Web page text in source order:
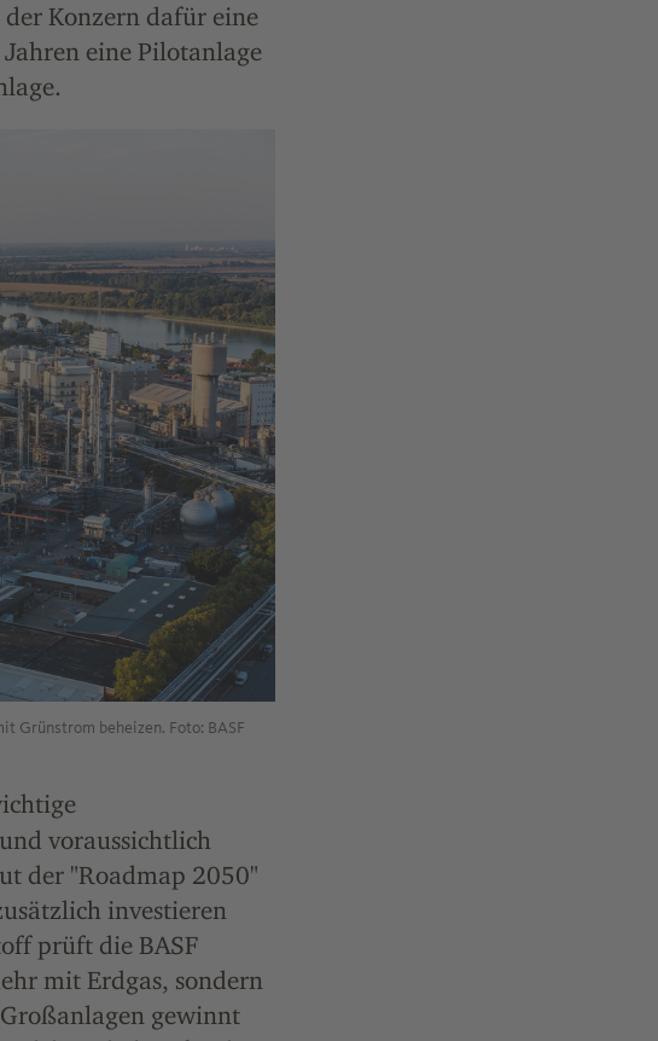
Konzern dafür eine
eine Pilotanlage
Grünstrom beheizen. Foto: BASF
voraussichtlich
der "Roadmap 2050"
investieren
prüft die BASF
mit Erdgas, sondern
gewinnt